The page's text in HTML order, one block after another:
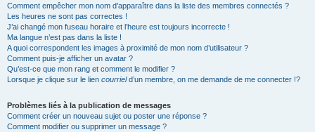
Comment empêcher mon nom d’apparaître dans la liste des membres connectés ?
Les heures ne sont pas correctes !
J’ai changé mon fuseau horaire et l’heure est toujours incorrecte !
Ma langue n’est pas dans la liste !
A quoi correspondent les images à proximité de mon nom d’utilisateur ?
Comment puis-je afficher un avatar ?
Qu’est-ce que mon rang et comment le modifier ?
Lorsque je clique sur le lien courrield’un membre, on me demande de me connecter !?
Problèmes liés à la publication de messages
Comment créer un nouveau sujet ou poster une réponse ?
Comment modifier ou supprimer un message ?